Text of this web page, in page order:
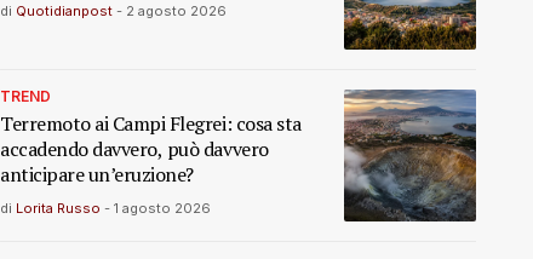
di Quotidianpost - 2 agosto 2026
TREND
Terremoto ai Campi Flegrei: cosa sta
accadendo davvero, può davvero
anticipare un’eruzione?
di Lorita Russo - 1 agosto 2026